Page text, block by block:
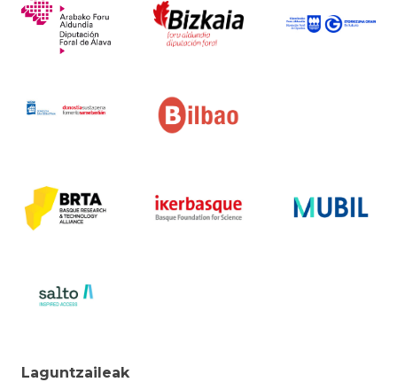
Laguntzaileak